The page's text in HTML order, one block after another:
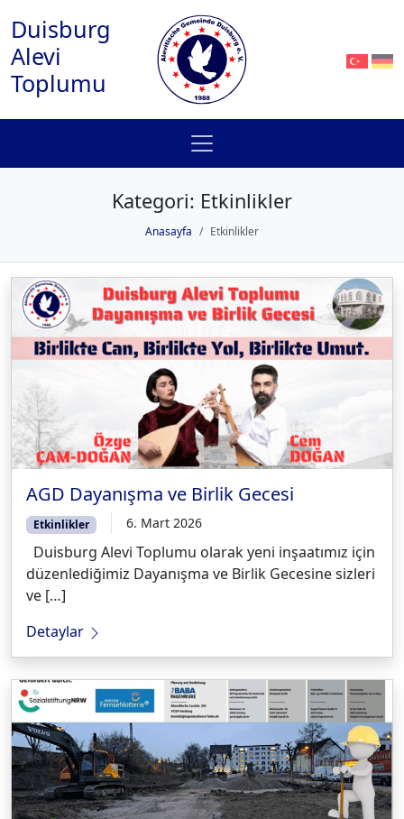
Duisburg
Alevi
Toplumu
Kategori: Etkinlikler
Anasayfa Etkinlikler
AGD Dayanışma ve Birlik Gecesi
Etkinlikler 6. Mart 2026
Duisburg Alevi Toplumu olarak yeni inşaatımız için
düzenlediğimiz Dayanışma ve Birlik Gecesine sizleri
ve […]
Detaylar